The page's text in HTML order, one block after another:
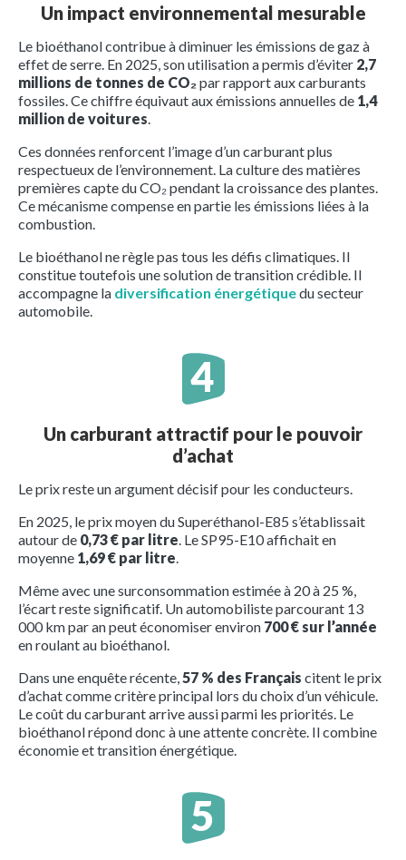
Un impact environnemental mesurable
Le bioéthanol contribue à diminuer les émissions de gaz à
effet de serre. En 2025, son utilisation a permis d’éviter 2,7
millions de tonnes de CO₂ par rapport aux carburants
fossiles. Ce chiffre équivaut aux émissions annuelles de 1,4
million de voitures
Ces données renforcent l’image d’un carburant plus
respectueux de l’environnement. La culture des matières
premières capte du CO₂ pendant la croissance des plantes.
Ce mécanisme compense en partie les émissions liées à la
combustion.
Le bioéthanol ne règle pas tous les défis climatiques. Il
constitue toutefois une solution de transition crédible. Il
accompagne la diversification énergétiquedu secteur
automobile.
Un carburant attractif pour le pouvoir
d’achat
Le prix reste un argument décisif pour les conducteurs.
En 2025, le prix moyen du Superéthanol-E85 s’établissait
autour de 0,73 € par litre . Le SP95-E10 affichait en
moyenne 1,69 € par litre
Même avec une surconsommation estimée à 20 à 25 %,
l’écart reste significatif. Un automobiliste parcourant 13
000 km par an peut économiser environ 700 € sur l’année
en roulant au bioéthanol.
Dans une enquête récente, 57 % des Français citent le prix
d’achat comme critère principal lors du choix d’un véhicule.
Le coût du carburant arrive aussi parmi les priorités. Le
bioéthanol répond donc à une attente concrète. Il combine
économie et transition énergétique.